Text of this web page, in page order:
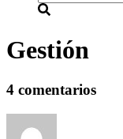
Gestión
4 comentarios